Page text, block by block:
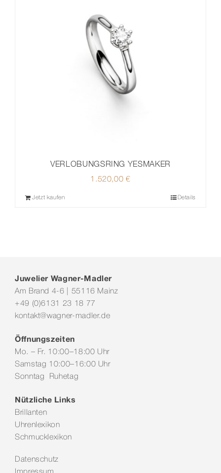
VERLOBUNGSRING YESMAKER
1.520,00€
Jetzt kaufen Details
Juwelier Wagner-Madler
Am Brand 4-6 | 55116 Mainz
+49 (0)6131 23 18 77
kontakt@wagner-madler.de
Öffnungszeiten
Mo. – Fr. 10:00–18:00 Uhr
Samstag 10:00–16:00 Uhr
Sonntag Ruhetag
Nützliche Links
Brillanten
Uhrenlexikon
Schmucklexikon
Datenschutz